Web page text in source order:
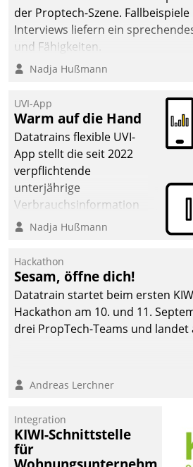
der Proptech-Szene.
Interviews liefern ein
und Fähigkeiten.
Nadja Hußmann
UVI-App
Warm auf die Hand
Datatrains flexible UVI-
App stellt die seit 2022
verpflichtende
unterjährige
Verbrauchsinformation
schnell, zuverlässig und
Die monatlichen
Mitteilungen zum
Heizungs- und
Wasserverbrauch gehen
automatisiert, vollständig
und auf Wunsch über
Kommunikationswege bei
Nadja Hußmann
Hackathon
Sesam, öffne dich!
Datatrain startet beim ersten
Hackathon am 10. und 11.
drei PropTech-Teams und landet
Andreas Lerchner
Integration
KIWI-Schnittstelle
für